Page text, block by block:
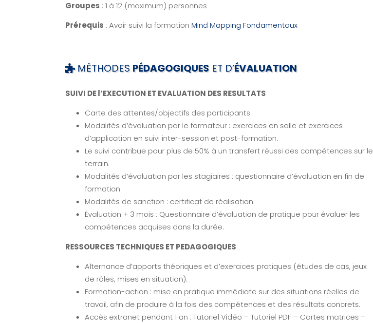
Groupes : 1 à 12 (maximum) personnes
Prérequis : Avoir suivi la formationMind Mapping Fondamentaux
MÉTHODESPÉDAGOGIQUES ET D’ÉVALUATION
SUIVI DE l’EXECUTION ET EVALUATION DES RESULTATS
Carte des attentes/objectifs des participants
Modalités d’évaluation par le formateur : exercices en salle et exercices
d’application en suivi inter-session et post-formation.
Le suivi contribue pour plus de 50% à un transfert réussi des compétences sur le
terrain.
Modalités d’évaluation par les stagiaires : questionnaire d’évaluation en fin de
formation.
Modalités de sanction : certificat de réalisation.
Évaluation + 3 mois : Questionnaire d’évaluation de pratique pour évaluer les
compétences acquises dans la durée.
RESSOURCES TECHNIQUES ET PEDAGOGIQUES
Alternance d’apports théoriques et d’exercices pratiques (études de cas, jeux
de rôles, mises en situation).
Formation-action : mise en pratique immédiate sur des situations réelles de
travail, afin de produire à la fois des compétences et des résultats concrets.
Accès extranet pendant 1 an : Tutoriel Vidéo – Tutoriel PDF – Cartes matrices –